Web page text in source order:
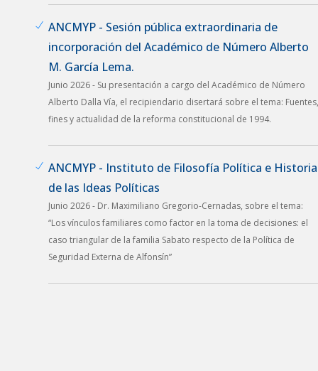
ANCMYP - Sesión pública extraordinaria de
incorporación del Académico de Número Alberto
M. García Lema.
Junio 2026 - Su presentación a cargo del Académico de Número
Alberto Dalla Vía, el recipiendario disertará sobre el tema: Fuentes,
fines y actualidad de la reforma constitucional de 1994.
ANCMYP - Instituto de Filosofía Política e Historia
de las Ideas Políticas
Junio 2026 - Dr. Maximiliano Gregorio-Cernadas, sobre el tema:
“Los vínculos familiares como factor en la toma de decisiones: el
caso triangular de la familia Sabato respecto de la Política de
Seguridad Externa de Alfonsín”